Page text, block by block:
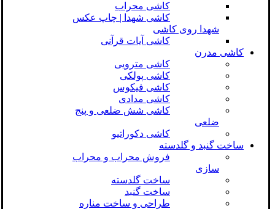
کاشی محراب
کاشی شهدا | چاپ عکس
شهدا روی کاشی
کاشی آیات قرآنی
کاشی مدرن
کاشی مترویی
کاشی پولکی
کاشی فیکوس
کاشی مدادی
کاشی شش ضلعی و پنج
ضلعی
کاشی دکوراتیو
ساخت گنبد و گلدسته
فروش محراب و محراب
سازی
ساخت گلدسته
ساخت گنبد
طراحی و ساخت مناره